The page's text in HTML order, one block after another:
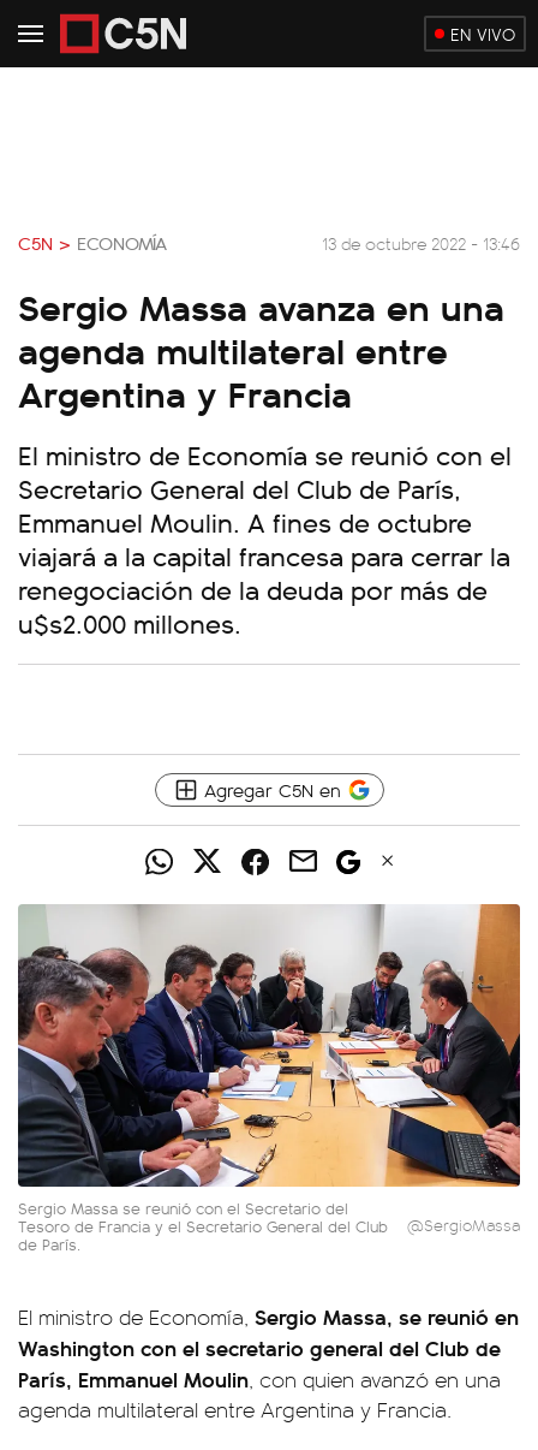
EN VIVO
C5N > ECONOMÍA 13 de octubre 2022 - 13:46
Sergio Massa avanza en una
agenda multilateral entre
Argentina y Francia
El ministro de Economía se reunió con el
Secretario General del Club de París,
Emmanuel Moulin. A fines de octubre
viajará a la capital francesa para cerrar la
renegociación de la deuda por más de
u$s2.000 millones.
Agregar C5N en
Sergio Massa se reunió con el Secretario del
Tesoro de Francia y el Secretario General del Club
de París.
@SergioMassa
El ministro de Economía, Sergio Massa, se reunió en
Washington con el secretario general del Club de
París, Emmanuel Moulin, con quien avanzó en una
agenda multilateral entre Argentina y Francia.